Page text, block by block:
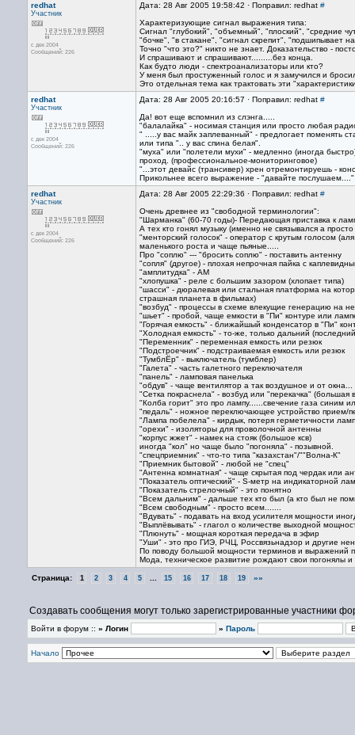
redhat
Участник
с дек 2004
Сообщений: 226
Дата: 28 Авг 2005 19:58:42 · Поправил: redhat #
Характеризующие сигнал выражения типа:
Сигнал "глубокий", "объемный", "плоский", "средние
"бочке", "в стакане", "сигнал скрепит", "подшипывает
Точно "что это?" никто не знает. Доказательство -
И спрашивают и спрашивают.........без конца.
Как будто люди - спектроанализаторы или кто?
У меня был простуженный голос и я замучился и
Это отдельная тема как трактовать эти
redhat
Участник
с дек 2004
Сообщений: 226
Дата: 28 Авг 2005 20:16:57 · Поправил: redhat #
Да! вот еще вспомнил из слэнга.....
"балалайка" - носимая станция или просто любая
" .....у вас майк заплеванный" - предлогает поменять
или типа ".. у вас спина белая".
"муха" или "полетели мухи" - медленно (иногда
проход. (профессиональное-мониторинговое)
"...этот девайс (трансивер) хрен отремонтируешь -
Прикольнее всего выражение - "давайте
redhat
Участник
с дек 2004
Сообщений: 226
Дата: 28 Авг 2005 22:29:36 · Поправил: redhat #
Очень древнее из "свободной терминологии":
"Шарманка" (60-70 годы)- Передающая приставка к
А тех кто гонял музыку (именно не связывался а
"менторский голосок" - оператор с крутым голосом
маленького роста и чаще пьяные.....
Про "соплю" --- "бросить соплю" - поставить антенну
"сопля" (другое) - плохая непрочная пайка с
"амплитудка" - АМ
"хлопушка" - реле с большим зазором (хлопает типа)
"шасси" - дюралевая или стальная платформа на
страшная планета в фильмах)
"возбуд" - процессы в схеме влекущие генерацию на
"шьет" - пробой, чаще емкости в "Пи" контуре или
"Горячая емкость" - ближайшый конденсатор в "Пи"
"Холодная емкость" - то-же, только дальний
"Переменник" - переменная емкость или резюк
"Подстроечник" - подстраиваемая емкость или резюк
"ТумблЁр" - выключатель (тумблер)
"Галета" - часть галетного переключателя
"панель" - ламповая панелька
"обдув" - чаще вентилятор а так воздушное и от окна...
"Сетка покраснела" - возбуд или "перекачка"
"Колба горит" это про лампу......свечение газа синим
"педаль" - ножное переключающее устройство прием/
"Лампа побелела" - кирдык, потеря герметичности
"орехи" - изоляторы для проволочной антенны
"корпус жжет" - намек на стояк (большое ксв)
иногда "кол" но чаще было "погоняла" - позывной.
"спецприемник" - что-то типа "казахстан"/""Волна-К"
"Приемник бытовой" - любой не "спец"
"Антенна комнатная" - чаще скрытая под чердак или
"Показатель оптический" - S-метр на индикаторной
"Показатель стрелочный" - это понятно
"Всем дальним" - дальше тех кто был (а кто был не
"Всем свободным" - просто всем.......
"Вдувать" - подавать на вход усилителя мощности
"Выплёвывать" - глагол о количестве выходной
"Плюнуть" - мощная короткая передача в эфир
"Уши" - это про ГИЭ, РЧЦ, Россвязьнадзор и другие
По поводу большой мощности терминов и выражений
Мода, техническое развитие рождают свои погонялы и
Страница: 1 2 3 4 5 15 16 17 18 19 »»
Создавать сообщения могут только зарегистрированные участники
Войти в форум :: » Логин » Пароль
Начало